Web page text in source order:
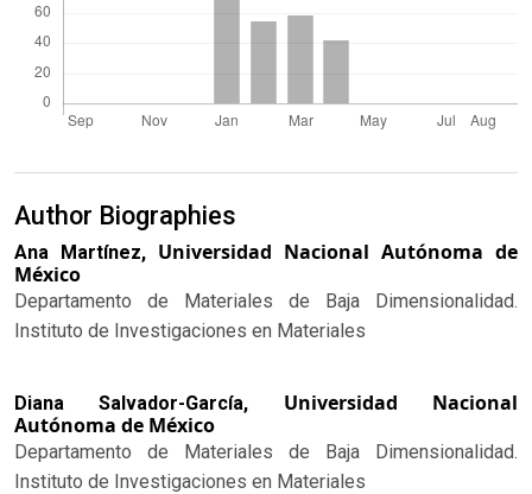
Author Biographies
Ana Martínez, Universidad Nacional Autónoma de
México
Departamento de Materiales de Baja Dimensionalidad.
Instituto de Investigaciones en Materiales
Diana Salvador-García, Universidad Nacional
Autónoma de México
Departamento de Materiales de Baja Dimensionalidad.
Instituto de Investigaciones en Materiales